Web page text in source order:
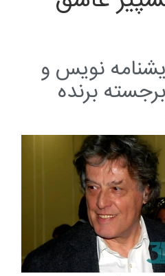
نویس و
برنده